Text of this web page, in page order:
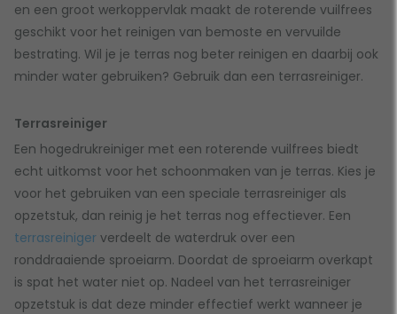
en een groot werkoppervlak maakt de roterende vuilfrees
geschikt voor het reinigen van bemoste en vervuilde
bestrating. Wil je je terras nog beter reinigen en daarbij ook
minder water gebruiken? Gebruik dan een terrasreiniger.
Terrasreiniger
Een hogedrukreiniger met een roterende vuilfrees biedt
echt uitkomst voor het schoonmaken van je terras. Kies je
voor het gebruiken van een speciale terrasreiniger als
opzetstuk, dan reinig je het terras nog effectiever. Een
terrasreiniger verdeelt de waterdruk over een
ronddraaiende sproeiarm. Doordat de sproeiarm overkapt
is spat het water niet op. Nadeel van het terrasreiniger
opzetstuk is dat deze minder effectief werkt wanneer je